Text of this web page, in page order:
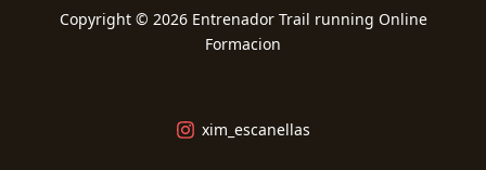
Copyright © 2026 Entrenador Trail running Online
Formacion
xim_escanellas